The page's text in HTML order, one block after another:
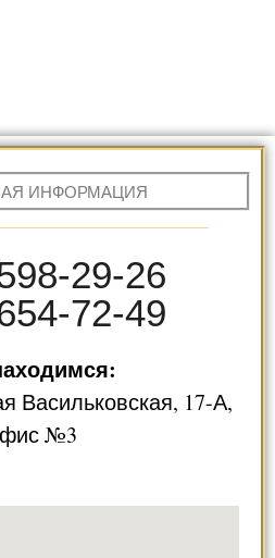
ИНФОРМАЦИЯ
29-26
72-49
Васильковская, 17-А,
№3